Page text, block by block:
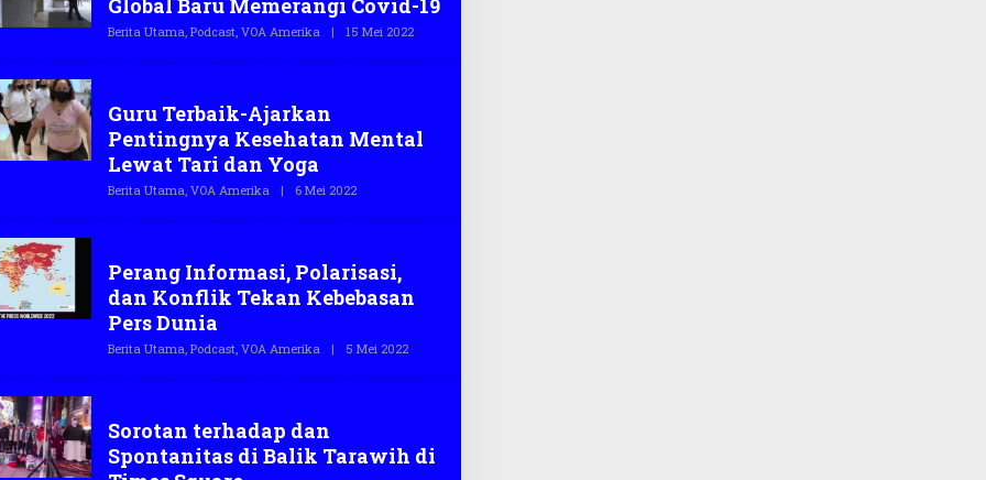
A
.
O
Global Baru Memerangi Covid-19
Berita Utama, Podcast, VOA Amerika | 15 Mei 2022O
E
A
Guru Terbaik-Ajarkan
Pentingnya Kesehatan Mental
Lewat Tari dan Yoga
Berita Utama, VOA Amerika | 6 Mei 2022O
E
E
G
A
C
Perang Informasi, Polarisasi,
dan Konflik Tekan Kebebasan
Pers Dunia
Berita Utama, Podcast, VOA Amerika | 5 Mei 2022O
E
A
Sorotan terhadap dan
Spontanitas di Balik Tarawih di